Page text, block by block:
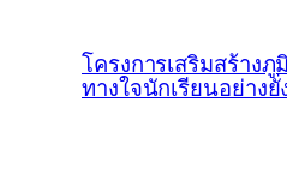
โครงการเสริมสร้าง
ทางใจนักเรียนอย่าง